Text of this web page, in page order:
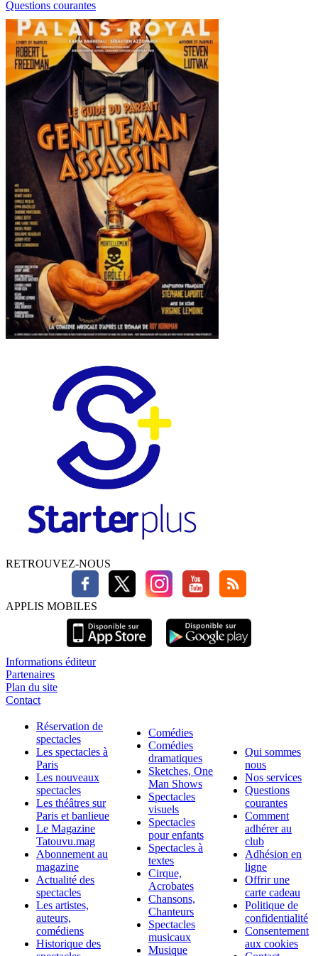
Questions courantes
RETROUVEZ-NOUS
APPLIS MOBILES
Informations éditeur
Partenaires
Plan du site
Contact
Réservation de
spectacles
Les spectacles à
Paris
Les nouveaux
spectacles
Les théâtres sur
Paris et banlieue
Le Magazine
Tatouvu.mag
Abonnement au
magazine
Actualité des
spectacles
Les artistes,
auteurs,
comédiens
Historique des
Comédies
Comédies
dramatiques
Sketches, One
Man Shows
Spectacles
visuels
Spectacles
pour enfants
Spectacles à
textes
Cirque,
Acrobates
Chansons,
Chanteurs
Spectacles
musicaux
Musique
Qui sommes
nous
Nos services
Questions
courantes
Comment
adhérer au
club
Adhésion en
ligne
Offrir une
carte cadeau
Politique de
confidentialité
Consentement
aux cookies